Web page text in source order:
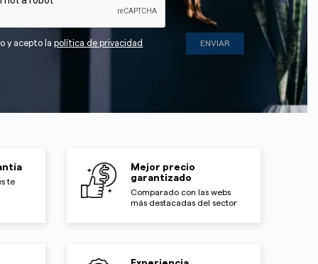
y acepto lapolítica de privacidad
te
Mejor precio
garantizado
Comparado con las webs
más destacadas del sector